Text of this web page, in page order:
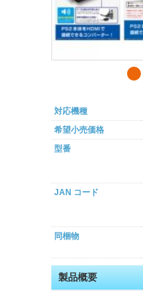
対応機種
希望小売価格
型番
JAN コード
同梱物
製品概要